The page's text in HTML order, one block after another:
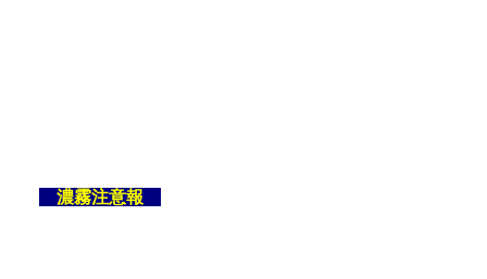
濃霧注意報